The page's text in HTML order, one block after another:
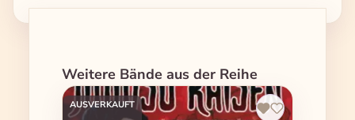
Produktgalerie überspringen
Weitere Bände aus der Reihe
AUSVERKAUFT